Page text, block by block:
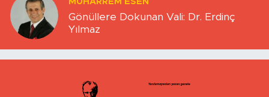
Gönüllere Dokunan Vali: Dr. Erdinç
Yılmaz